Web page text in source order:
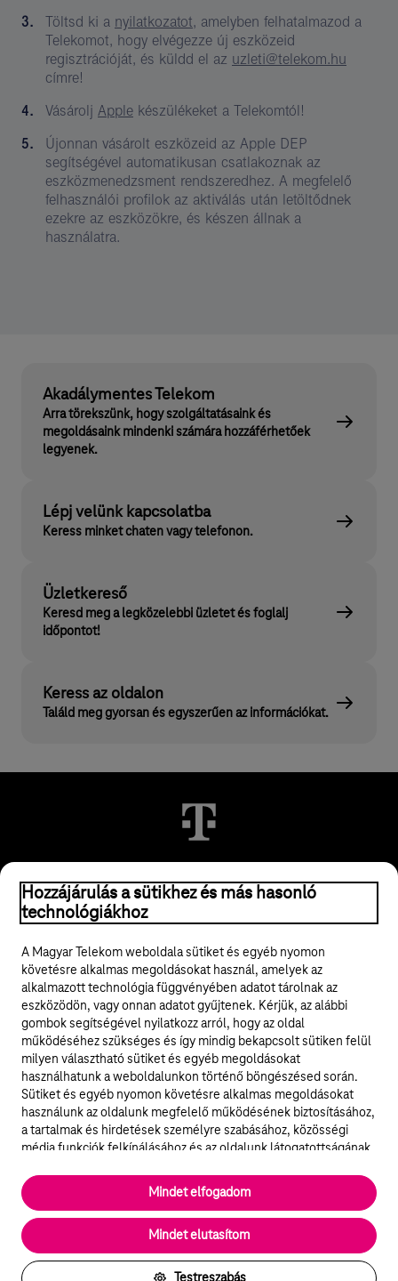
Töltsd ki a nyilatkozatot, amelyben felhatalmazod a
Telekomot, hogy elvégezze új eszközeid
regisztrációját, és küldd el az uzleti@telekom.hu
címre!
Vásárolj Apple készülékeket a Telekomtól!
Újonnan vásárolt eszközeid az Apple DEP
segítségével automatikusan csatlakoznak az
eszközmenedzsment rendszeredhez. A megfelelő
felhasználói profilok az aktiválás után letöltődnek
ezekre az eszközökre, és készen állnak a
használatra.
Akadálymentes Telekom
Arra törekszünk, hogy szolgáltatásaink és
megoldásaink mindenki számára hozzáférhetőek
legyenek.
Lépj velünk kapcsolatba
Keress minket chaten vagy telefonon.
Üzletkereső
Keresd meg a legközelebbi üzletet és foglalj
időpontot!
Keress az oldalon
Találd meg gyorsan és egyszerűen az információkat.
© 2026 Magyar Telekom Nyrt.
ÁSZF
Adatvédelem
Felhívások
Közösségi média
Cookie beállítások
English
Hozzájárulás a sütikhez és más hasonló
technológiákhoz
A Magyar Telekom weboldala sütiket és egyéb nyomon
követésre alkalmas megoldásokat használ, amelyek az
alkalmazott technológia függvényében adatot tárolnak az
eszközödön, vagy onnan adatot gyűjtenek. Kérjük, az alábbi
gombok segítségével nyilatkozz arról, hogy az oldal
működéséhez szükséges és így mindig bekapcsolt sütiken felül
milyen választható sütiket és egyéb megoldásokat
használhatunk a weboldalunkon történő böngészésed során.
Sütiket és egyéb nyomon követésre alkalmas megoldásokat
használunk az oldalunk megfelelő működésének biztosításához,
a tartalmak és hirdetések személyre szabásához, közösségi
média funkciók felkínálásához és az oldalunk látogatottságának
elengedhetetlenek a weboldal működéséhez és nem lehet
kikapcsolni őket a weboldal látogatása során rendszerünkből. A
statisztikai, vagy marketing célú sütik segítségével bizonyos
esetekben az oldalhasználattal kapcsolatos információkat is
megosztjuk hirdetési és elemzési szolgáltatásokat nyújtó
partnereinkkel.
Mindet elutasítom
Mindet elfogadom